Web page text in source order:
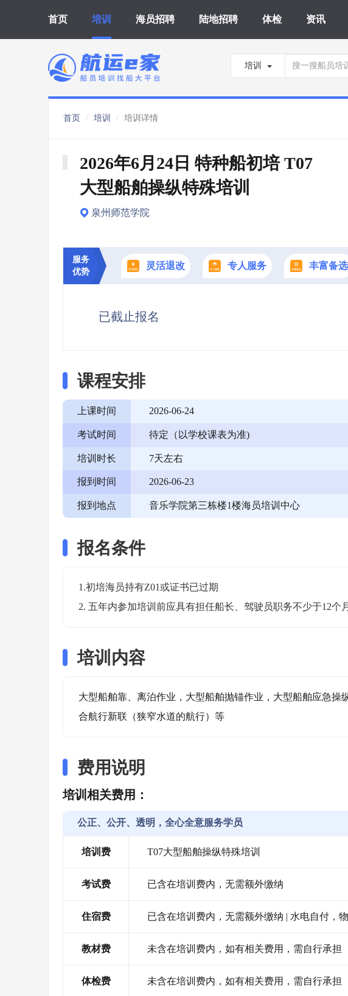
首页 培训 海员招聘 陆地招聘 体检 资讯
培训
首页 培训 培训详情
2026年6月24日 特种船初培 T07
大型船舶操纵特殊培训
泉州师范学院
服务
优势
灵活退改 专人服务 丰富备选
已截止报名
课程安排
上课时间 2026-06-24
考试时间 待定（以学校课表为准)
培训时长 7天左右
报到时间 2026-06-23
报到地点 音乐学院第三栋楼1楼海员培训中心
报名条件
1.初培海员持有Z01或证书已过期
2. 五年内参加培训前应具有担任船长、驾驶员职务不少于12个
培训内容
大型船舶靠、离泊作业，大型船舶抛锚作业，大型船舶应急
合航行新联（狭窄水道的航行）等
费用说明
培训相关费用：
公正、公开、透明，全心全意服务学员
培训费 T07大型船舶操纵特殊培训
考试费 已含在培训费内，无需额外缴纳
住宿费 已含在培训费内，无需额外缴纳 | 水电自付，
教材费 未含在培训费内，如有相关费用，需自行承担
体检费 未含在培训费内，如有相关费用，需自行承担